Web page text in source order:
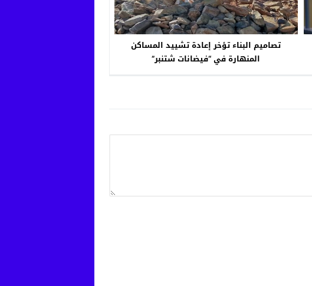
تصاميم البناء تؤخر إعادة تشييد المساكن
المنهارة في “فيضانات شتنبر”